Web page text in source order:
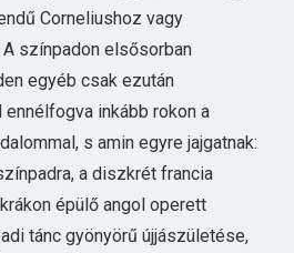
Corneliushoz vagy
színpadon elsősorban
egyéb csak ezután
inkább rokon a
s amin egyre jajgatnak:
a diszkrét francia
épülő angol operett
tánc gyönyörű újjászületése,